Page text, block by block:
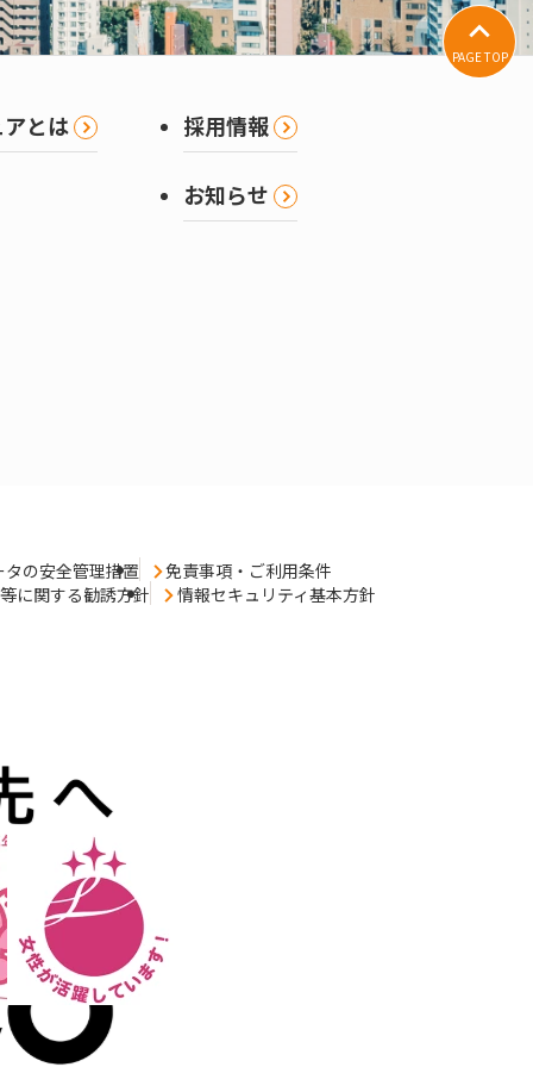
PAGE TOP
とは 採用情報
お知らせ
の安全管理措置
免責事項・ご利用条件
に関する勧誘方針
情報セキュリティ基本方針